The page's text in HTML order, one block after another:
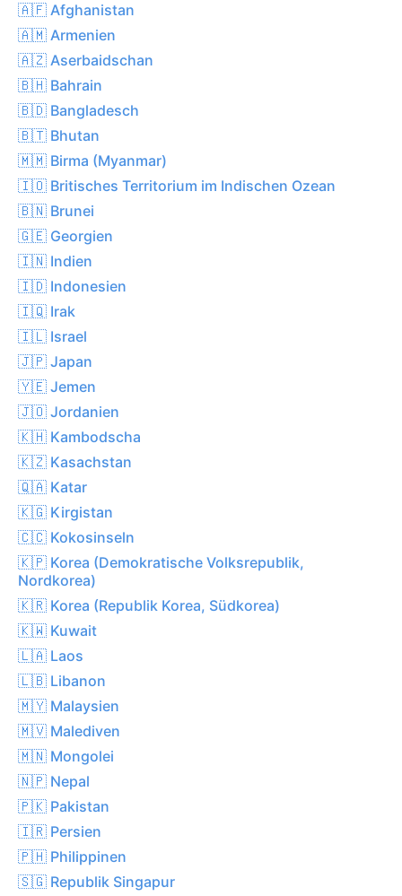
🇦🇫 Afghanistan
🇦🇲 Armenien
🇦🇿 Aserbaidschan
🇧🇭 Bahrain
🇧🇩 Bangladesch
🇧🇹 Bhutan
🇲🇲 Birma (Myanmar)
🇮🇴 Britisches Territorium im Indischen Ozean
🇧🇳 Brunei
🇬🇪 Georgien
🇮🇳 Indien
🇮🇩 Indonesien
🇮🇶 Irak
🇮🇱 Israel
🇯🇵 Japan
🇾🇪 Jemen
🇯🇴 Jordanien
🇰🇭 Kambodscha
🇰🇿 Kasachstan
🇶🇦 Katar
🇰🇬 Kirgistan
🇨🇨 Kokosinseln
🇰🇵 Korea (Demokratische Volksrepublik,
Nordkorea)
🇰🇷 Korea (Republik Korea, Südkorea)
🇰🇼 Kuwait
🇱🇦 Laos
🇱🇧 Libanon
🇲🇾 Malaysien
🇲🇻 Malediven
🇲🇳 Mongolei
🇳🇵 Nepal
🇵🇰 Pakistan
🇮🇷 Persien
🇵🇭 Philippinen
🇸🇬 Republik Singapur